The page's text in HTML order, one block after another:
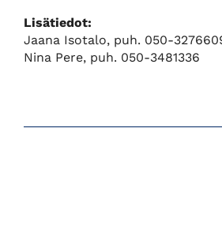
Lisätiedot:
Jaana Isotalo, puh. 050-
Nina Pere, puh. 050-3481336